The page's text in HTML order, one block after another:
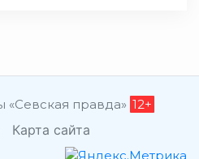
«Севская правда» 12+
Карта сайта